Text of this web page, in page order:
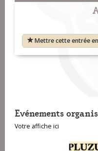
Mettre cette entrée
Evénements
Votre affiche ici